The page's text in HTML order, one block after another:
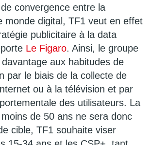
convergence entre la
monde digital, TF1 veut en effet
publicitaire à la data
Le Figaro. Ainsi, le groupe
aux habitudes de
par le biais de la collecte de
ou à la télévision et par
des utilisateurs. La
de 50 ans ne sera donc
cible, TF1 souhaite viser